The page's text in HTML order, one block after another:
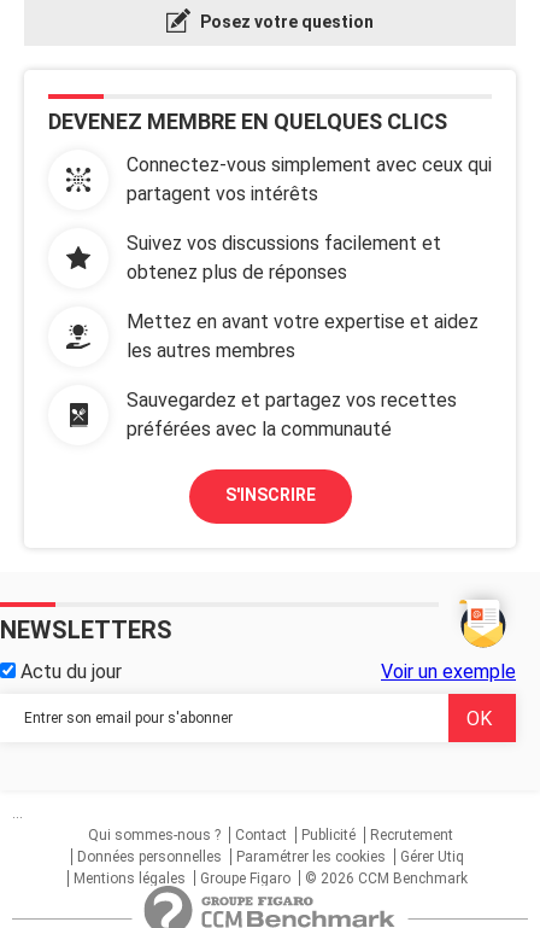
Posez votre question
DEVENEZ MEMBRE EN QUELQUES CLICS
Connectez-vous simplement avec ceux qui
partagent vos intérêts
Suivez vos discussions facilement et
obtenez plus de réponses
Mettez en avant votre expertise et aidez
les autres membres
Sauvegardez et partagez vos recettes
préférées avec la communauté
S'INSCRIRE
NEWSLETTERS
Actu du jour Voir un exemple
...
Qui sommes-nous ?
Contact Publicité
Recrutement
Données personnelles
Paramétrer les cookies
Gérer Utiq
Mentions légales
Groupe Figaro © 2026 CCM Benchmark